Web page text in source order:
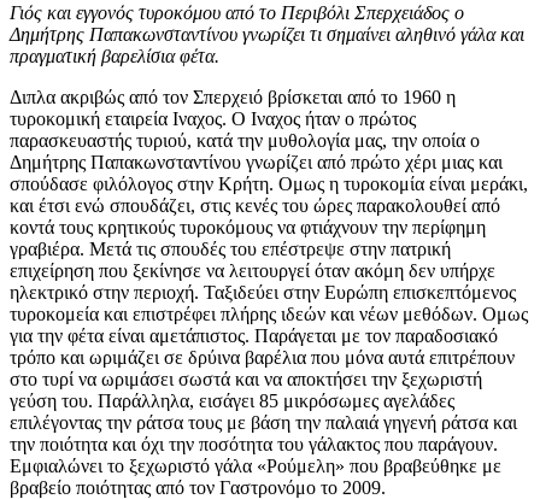
Γιός και εγγονός τυροκόμου από το Περιβόλι Σπερχειάδος ο
Δημήτρης Παπακωνσταντίνου γνωρίζει τι σημαίνει αληθινό γάλα και
πραγματική βαρελίσια φέτα.
Διπλα ακριβώς από τον Σπερχειό βρίσκεται από το 1960 η
τυροκομική εταιρεία Ιναχος. Ο Ιναχος ήταν ο πρώτος
παρασκευαστής τυριού, κατά την μυθολογία μας, την οποία ο
Δημήτρης Παπακωνσταντίνου γνωρίζει από πρώτο χέρι μιας και
σπούδασε φιλόλογος στην Κρήτη. Ομως η τυροκομία είναι μεράκι,
και έτσι ενώ σπουδάζει, στις κενές του ώρες παρακολουθεί από
κοντά τους κρητικούς τυροκόμους να φτιάχνουν την περίφημη
γραβιέρα. Μετά τις σπουδές του επέστρεψε στην πατρική
επιχείρηση που ξεκίνησε να λειτουργεί όταν ακόμη δεν υπήρχε
ηλεκτρικό στην περιοχή. Ταξιδεύει στην Ευρώπη επισκεπτόμενος
τυροκομεία και επιστρέφει πλήρης ιδεών και νέων μεθόδων. Ομως
για την φέτα είναι αμετάπιστος. Παράγεται με τον παραδοσιακό
τρόπο και ωριμάζει σε δρύινα βαρέλια που μόνα αυτά επιτρέπουν
στο τυρί να ωριμάσει σωστά και να αποκτήσει την ξεχωριστή
γεύση του. Παράλληλα, εισάγει 85 μικρόσωμες αγελάδες
επιλέγοντας την ράτσα τους με βάση την παλαιά γηγενή ράτσα και
την ποιότητα και όχι την ποσότητα του γάλακτος που παράγουν.
Εμφιαλώνει το ξεχωριστό γάλα «Ρούμελη» που βραβεύθηκε με
βραβείο ποιότητας από τον Γαστρονόμο το 2009.